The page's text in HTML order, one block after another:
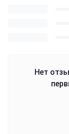
Нет